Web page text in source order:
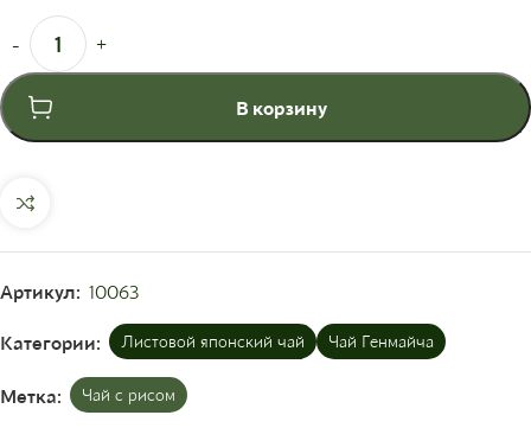
В корзину
Артикул: 10063
Категории: Листовой японский чай Чай Генмайча
Метка: Чай с рисом